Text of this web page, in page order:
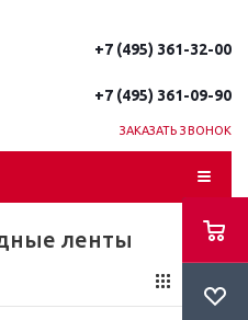
+7 (495) 361-32-00
+7 (495) 361-09-90
ЗАКАЗАТЬ ЗВОНОК
ленты